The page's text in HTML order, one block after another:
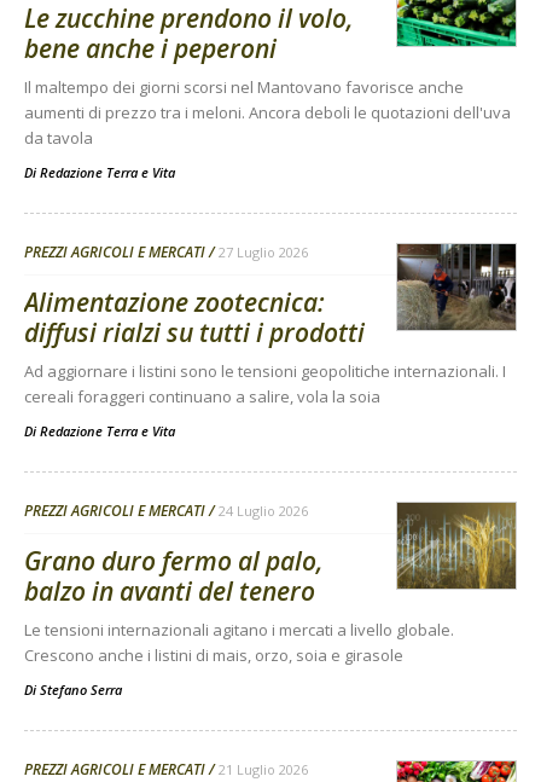
Le zucchine prendono il volo,
bene anche i peperoni
Il maltempo dei giorni scorsi nel Mantovano favorisce anche
aumenti di prezzo tra i meloni. Ancora deboli le quotazioni dell'uva
da tavola
Di Redazione Terra e Vita
PREZZI AGRICOLI E MERCATI 27 Luglio 2026
Alimentazione zootecnica:
diffusi rialzi su tutti i prodotti
Ad aggiornare i listini sono le tensioni geopolitiche internazionali. I
cereali foraggeri continuano a salire, vola la soia
Di Redazione Terra e Vita
PREZZI AGRICOLI E MERCATI 24 Luglio 2026
Grano duro fermo al palo,
balzo in avanti del tenero
Le tensioni internazionali agitano i mercati a livello globale.
Crescono anche i listini di mais, orzo, soia e girasole
Di Stefano Serra
PREZZI AGRICOLI E MERCATI 21 Luglio 2026